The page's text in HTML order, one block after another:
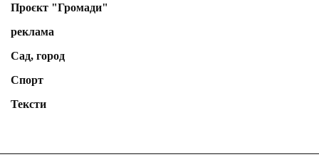
Проєкт "Громади"
реклама
Сад, город
Спорт
Тексти